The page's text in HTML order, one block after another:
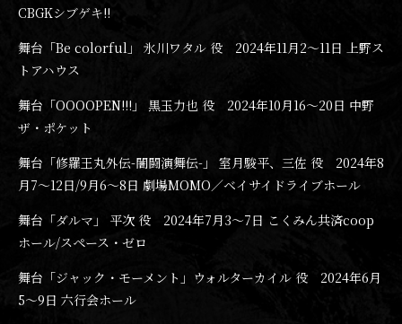
CBGKシブゲキ!!
舞台「Be colorful」 氷川ワタル 役 2024年11月2〜11日 上野ス
トアハウス
舞台「OOOOPEN!!!」 黒玉力也 役 2024年10月16〜20日 中野
ザ・ポケット
舞台「修羅王丸外伝-闇闘演舞伝-」 室月駿平、三佐 役 2024年8
月7〜12日/9月6〜8日 劇場MOMO／ベイサイドライブホール
舞台「ダルマ」 平次 役 2024年7月3〜7日 こくみん共済coop
ホール/スペース・ゼロ
舞台「ジャック・モーメント」ウォルターカイル 役 2024年6月
5〜9日 六行会ホール